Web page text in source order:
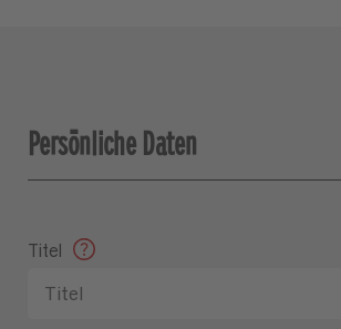
Persönliche Daten
Titel